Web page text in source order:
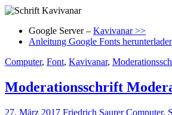
Google Server – Kavivanar >>
Anleitung Google Fonts
Computer, Font, Kavivanar,
Moderationsschrift
27. März 2017 Friedrich Saurer Computer,